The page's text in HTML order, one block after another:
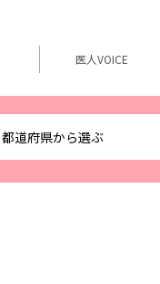
都道府県から選ぶ
医人VOICE